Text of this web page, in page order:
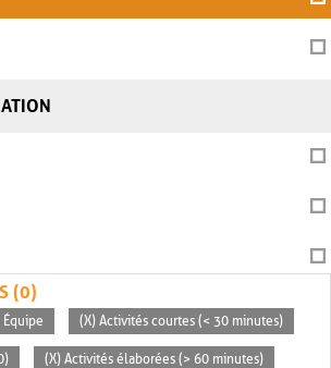
(0)
Équipe (X) Activités courtes (< 30 minutes)
(X) Activités élaborées (> 60 minutes)